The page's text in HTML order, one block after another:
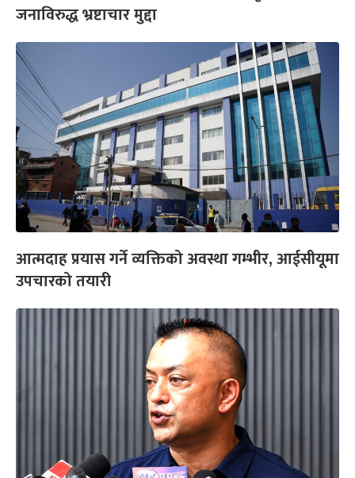
जनाविरुद्ध भ्रष्टाचार मुद्दा
आत्मदाह प्रयास गर्ने व्यक्तिको अवस्था गम्भीर, आईसीयूमा
उपचारको तयारी